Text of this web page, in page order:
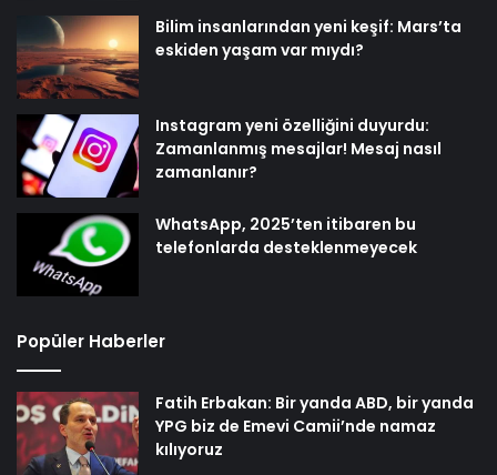
Bilim insanlarından yeni keşif: Mars’ta
eskiden yaşam var mıydı?
Instagram yeni özelliğini duyurdu:
Zamanlanmış mesajlar! Mesaj nasıl
zamanlanır?
WhatsApp, 2025’ten itibaren bu
telefonlarda desteklenmeyecek
Popüler Haberler
Fatih Erbakan: Bir yanda ABD, bir yanda
YPG biz de Emevi Camii’nde namaz
kılıyoruz